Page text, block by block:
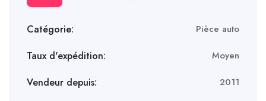
Catégorie: Pièce auto
Taux d'expédition: Moyen
Vendeur depuis: 2011